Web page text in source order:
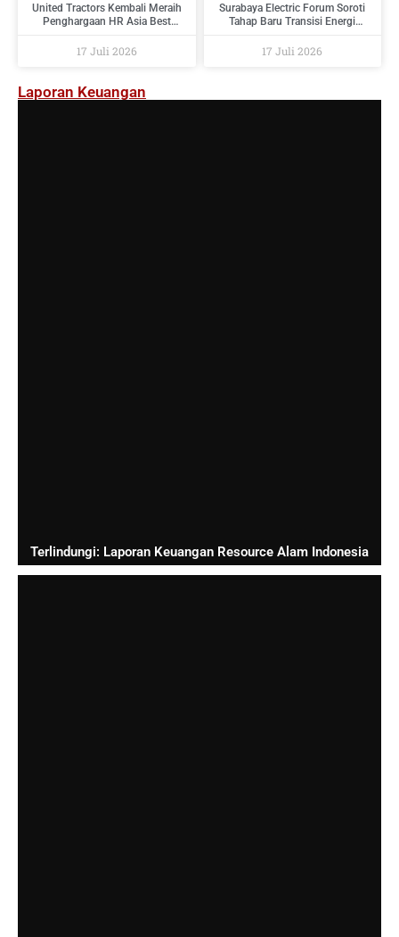
United Tractors Kembali Meraih
Penghargaan HR Asia Best
2026
17 Juli 2026
Surabaya Electric Forum Soroti
Tahap Baru Transisi Energi
Implementasi
17 Juli 2026
Laporan Keuangan
Terlindungi: Laporan Keuangan Resource Alam Indonesia